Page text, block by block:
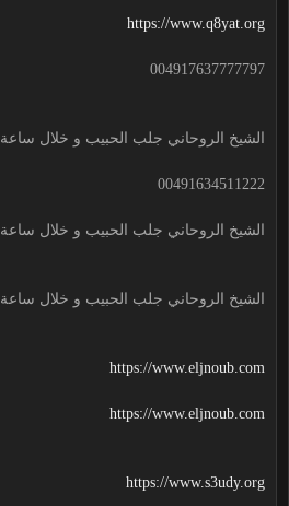
https://www.q8yat.org
004917637777797
الشيخ الروحاني جلب الحبيب و خلال ساعة
00491634511222
الشيخ الروحاني جلب الحبيب و خلال ساعة
الشيخ الروحاني جلب الحبيب و خلال ساعة
https://www.eljnoub.com
https://www.eljnoub.com
https://www.s3udy.org